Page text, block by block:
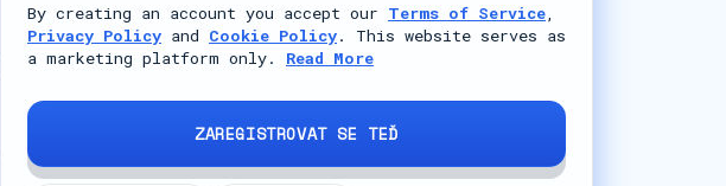
i
t
t
By creating an account you accept our Terms of Service
Privacy Policy and Cookie Policy. This website serves as
a marketing platform only. Read More
ZAREGISTROVAT SE TEĎ